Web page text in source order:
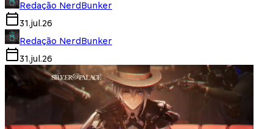
Redação NerdBunker
31.jul.26
Redação NerdBunker
31.jul.26